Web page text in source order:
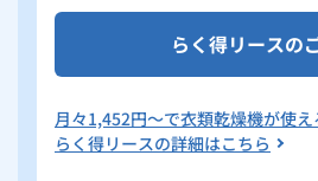
らく得リースの
月々1,452円～で衣類乾燥機が使え
らく得リースの詳細はこちら